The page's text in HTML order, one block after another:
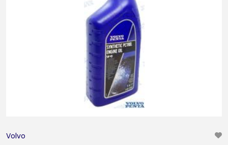
Volvo